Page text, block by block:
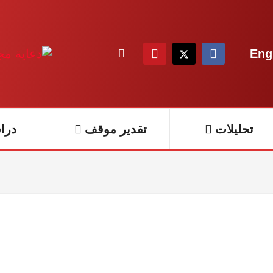
Eng
تحليلات تقدير موقف